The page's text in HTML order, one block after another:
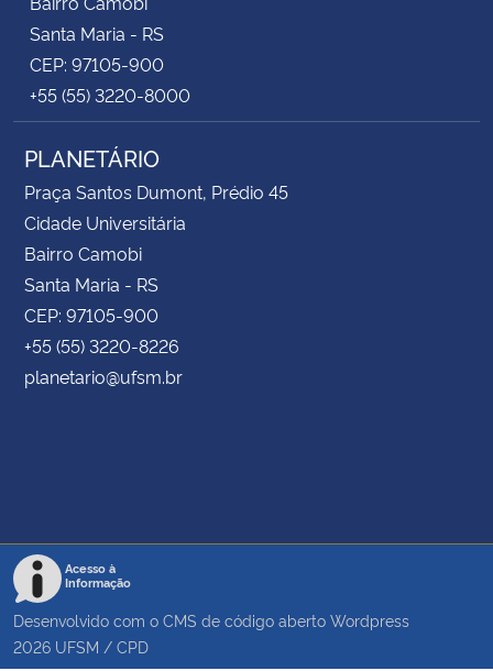
PlanaltoSanta Maria - RS
CEP: 97105-900
+55 (55) 3220-8000
PLANETÁRIO
Praça Santos Dumont, Prédio 45
Cidade Universitária
Bairro Camobi
Santa Maria - RS
CEP: 97105-900
+55 (55) 3220-8226
planetario@ufsm.br
Acesso à
Informação
Desenvolvido com o CMS de código aberto Wordpress
2026 UFSM / CPD